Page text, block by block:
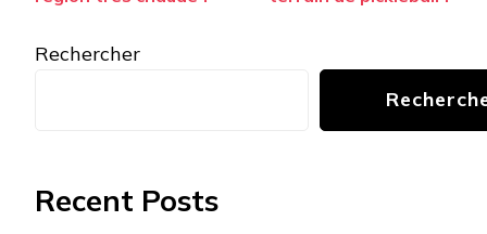
Rechercher
Recent Posts